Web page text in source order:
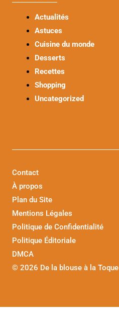
Actualités
Astuces
Cuisine du monde
Desserts
Recettes
Shopping
Uncategorized
© 2026 De la blouse à la Toque
Contact
À propos
Plan du Site
Mentions Légales
Politique de Confidentialité
Politique Éditoriale
DMCA